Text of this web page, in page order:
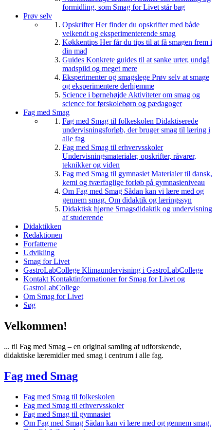
formidling, som Smag for Livet står bag
Prøv selv
OpskrifterHer finder du opskrifter med både
velkendt og eksperimenterende smag
Køkkentips Her får du tips til at få smagen frem i
din mad
Guides Konkrete guides til at sanke urter, undgå
madspild og meget mere
Eksperimenter og smagslege Prøv selv at smage
og eksperimentere derhjemme
Science i børnehøjde Aktiviteter om smag og
science for førskolebørn og pædagoger
Fag med Smag
Fag med Smag til folkeskolen Didaktiserede
undervisningsforløb, der bruger smag til læring i
alle fag
Fag med Smag til erhvervsskoler
Undervisningsmaterialer, opskrifter, råvarer,
teknikker og viden
Fag med Smag til gymnasiet Materialer til dansk,
kemi og tværfaglige forløb på gymnasieniveau
Om Fag med Smag Sådan kan vi lære med og
gennem smag. Om didaktik og læringssyn
Didaktisk hjørne Smagsdidaktik og undervisning
af studerende
Didaktikken
Redaktionen
Forfatterne
Udvikling
Smag for Livet
GastroLabCollege Klimaundervisning i GastroLabCollege
Kontakt Kontaktinformationer for Smag for Livet og
GastroLabCollege
Om Smag for Livet
Søg
Velkommen!
... til Fag med Smag – en original samling af udforskende,
didaktiske læremidler med smag i centrum i alle fag.
Fag med Smag
Fag med Smag til folkeskolen
Fag med Smag til erhvervsskoler
Fag med Smag til gymnasiet
Om Fag med Smag Sådan kan vi lære med og gennem smag.